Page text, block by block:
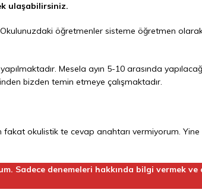
ulaşabilirsiniz.
öğretmenler sisteme öğretmen
Mesela ayın 5-10 arasında
bizden temin etmeye çalışmaktadır.
fakat okulistik te cevap anahtarı vermiyorum.
Sadece denemeleri hakkında bilgi vermek ve